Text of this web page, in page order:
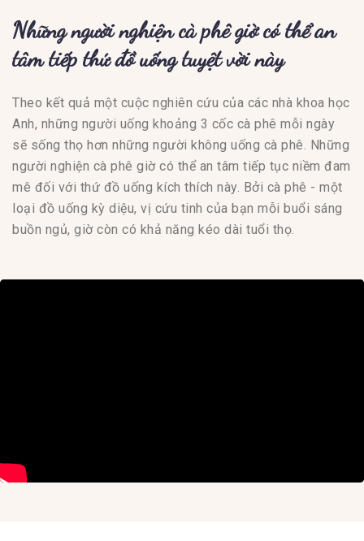
Những người nghiện cà phê​ giờ có thể an
tâm tiếp thứ đồ uống tuyệt vời này
Theo kết quả một cuộc nghiên cứu của các nhà khoa học
Anh, những người uống khoảng 3 cốc cà phê mỗi ngày
sẽ sống thọ hơn những người không uống cà phê. Những
người nghiện cà phê giờ có thể an tâm tiếp tục niềm đam
mê đối với thứ đồ uống kích thích này. Bởi cà phê - một
loại đồ uống kỳ diệu, vị cứu tinh của bạn mỗi buổi sáng
buồn ngủ, giờ còn có khả năng kéo dài tuổi thọ.